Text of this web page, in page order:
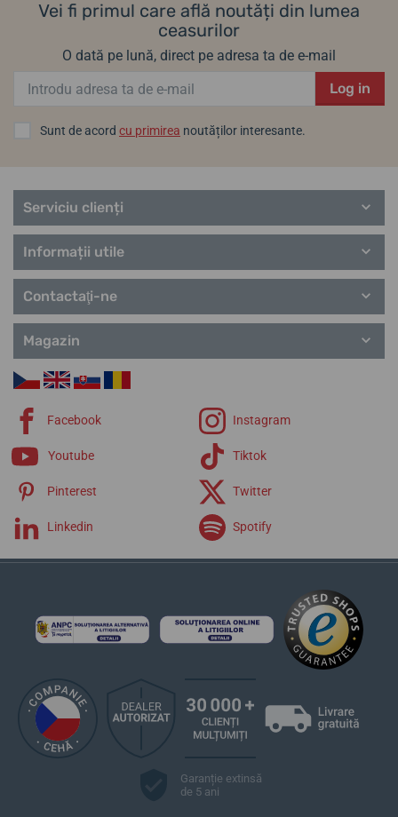
Vei fi primul care află noutăți din lumea
ceasurilor
O dată pe lună, direct pe adresa ta de e-mail
Log in
Sunt de acord cu primirea noutăților interesante.
Serviciu clienți
Informații utile
Contactaţi-ne
Magazin
Facebook Instagram
Youtube Tiktok
Pinterest Twitter
Linkedin Spotify
Garanție extinsă
de 5 ani